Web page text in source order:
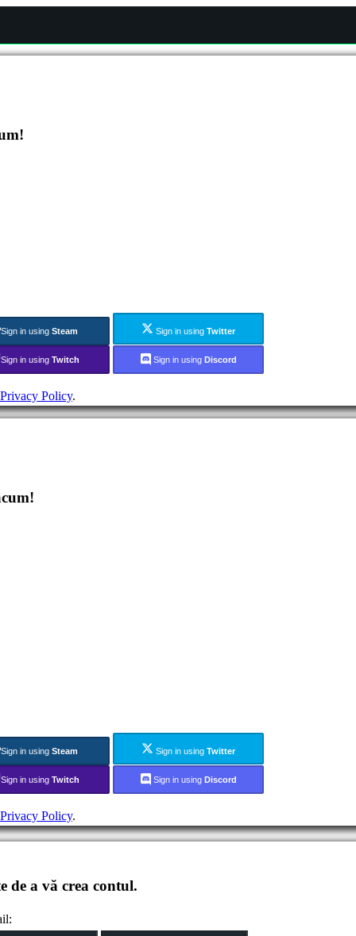
Sign in using Steam Sign in using Twitter
Sign in using Twitch Sign in using Discord
Privacy Policy.
Sign in using Steam Sign in using Twitter
Sign in using Twitch Sign in using Discord
Privacy Policy.
de a vă crea contul.